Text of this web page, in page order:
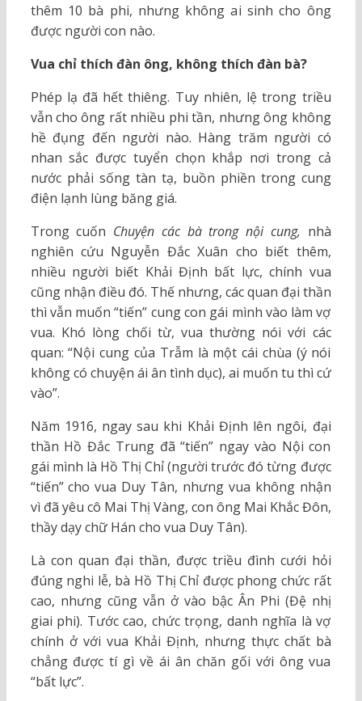
thêm 10 bà phi, nhưng không ai sinh cho ông
được người con nào.
Vua chỉ thích đàn ông, không thích đàn bà?
Phép lạ đã hết thiêng. Tuy nhiên, lệ trong triều
vẫn cho ông rất nhiều phi tần, nhưng ông không
hề đụng đến người nào. Hàng trăm người có
nhan sắc được tuyển chọn khắp nơi trong cả
nước phải sống tàn tạ, buồn phiền trong cung
điện lạnh lùng băng giá.
Trong cuốn Chuyện các bà trong nội cung, nhà
nghiên cứu Nguyễn Đắc Xuân cho biết thêm,
nhiều người biết Khải Định bất lực, chính vua
cũng nhận điều đó. Thế nhưng, các quan đại thần
thì vẫn muốn “tiến” cung con gái mình vào làm vợ
vua. Khó lòng chối từ, vua thường nói với các
quan: “Nội cung của Trẫm là một cái chùa (ý nói
không có chuyện ái ân tình dục), ai muốn tu thì cứ
vào”.
Năm 1916, ngay sau khi Khải Định lên ngôi, đại
thần Hồ Đắc Trung đã “tiến” ngay vào Nội con
gái mình là Hồ Thị Chỉ (người trước đó từng được
“tiến” cho vua Duy Tân, nhưng vua không nhận
vì đã yêu cô Mai Thị Vàng, con ông Mai Khắc Đôn,
thầy dạy chữ Hán cho vua Duy Tân).
Là con quan đại thần, được triều đình cưới hỏi
đúng nghi lễ, bà Hồ Thị Chỉ được phong chức rất
cao, nhưng cũng vẫn ở vào bậc Ân Phi (Đệ nhị
giai phi). Tước cao, chức trọng, danh nghĩa là vợ
chính ở với vua Khải Định, nhưng thực chất bà
chẳng được tí gì về ái ân chăn gối với ông vua
“bất lực”.